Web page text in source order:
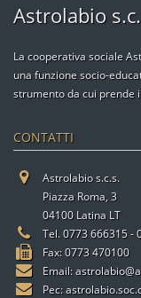
Astrolabio
La cooperativa sociale
una funzione socio-
strumento da cui prende
CONTATTI
Astrolabio s.c.s.
Piazza Roma, 3
04100 Latina LT
Tel. 0773 666315 -
Fax: 0773 470100
Email:
Pec: